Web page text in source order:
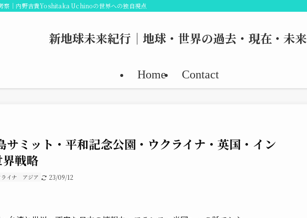
察｜内野吉貴Yoshitaka Uchinoの世界への独自視点
新地球未来紀行｜地球・世界の過去・現在・未来
Home Contact
サミット・平和記念公園・ウクライナ・英国・イン
界戦略
ライナ アジア 23/09/12